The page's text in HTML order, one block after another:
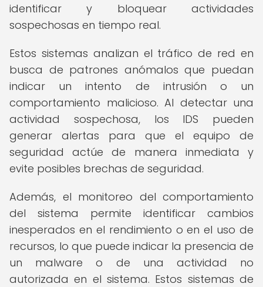
identificar y bloquear actividades
sospechosas en tiempo real.
Estos sistemas analizan el tráfico de red en
busca de patrones anómalos que puedan
indicar un intento de intrusión o un
comportamiento malicioso. Al detectar una
actividad sospechosa, los IDS pueden
generar alertas para que el equipo de
seguridad actúe de manera inmediata y
evite posibles brechas de seguridad.
Además, el monitoreo del comportamiento
del sistema permite identificar cambios
inesperados en el rendimiento o en el uso de
recursos, lo que puede indicar la presencia de
un malware o de una actividad no
autorizada en el sistema. Estos sistemas de